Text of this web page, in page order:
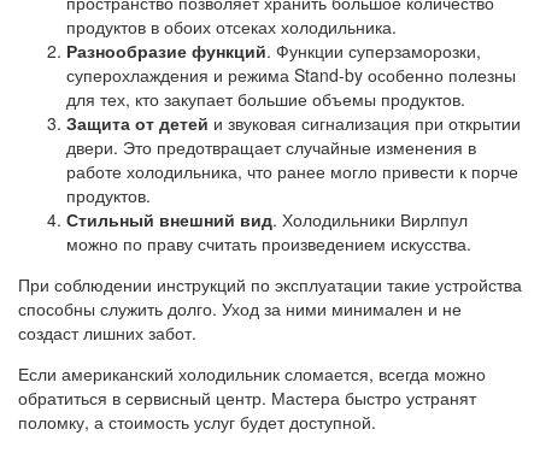
продуктов в обоих отсеках холодильника.
Разнообразие функций. Функции суперзаморозки,
суперохлаждения и режима Stand-by особенно полезны
для тех, кто закупает большие объемы продуктов.
Защита от детей и звуковая сигнализация при открытии
двери. Это предотвращает случайные изменения в
работе холодильника, что ранее могло привести к порче
продуктов.
Стильный внешний вид. Холодильники Вирлпул
можно по праву считать произведением искусства.
При соблюдении инструкций по эксплуатации такие устройства
способны служить долго. Уход за ними минимален и не
создаст лишних забот.
Если американский холодильник сломается, всегда можно
обратиться в сервисный центр. Мастера быстро устранят
поломку, а стоимость услуг будет доступной.